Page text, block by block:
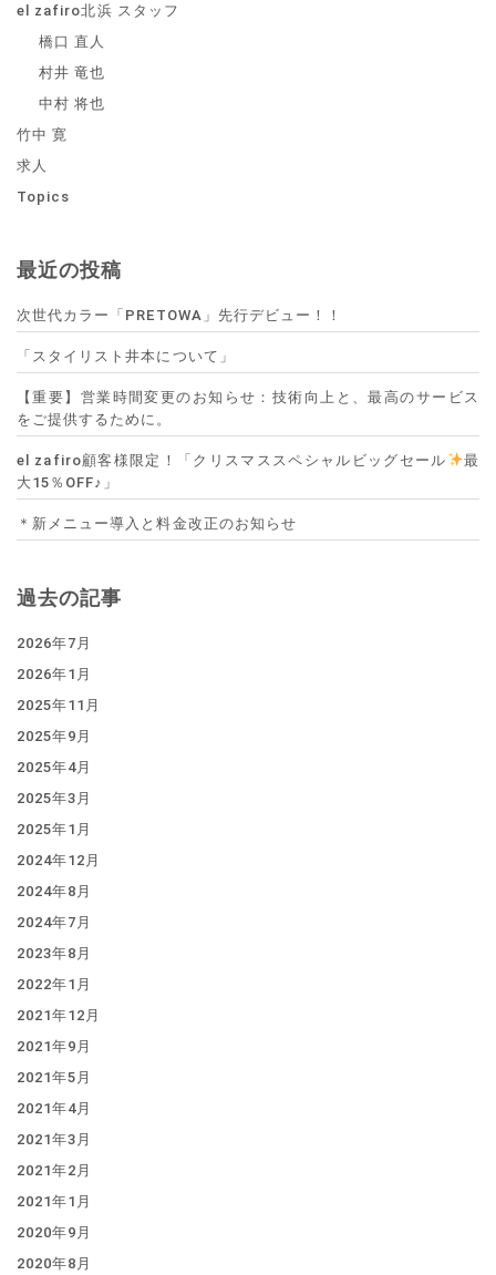
el zafiro北浜 スタッフ
橋口 直人
村井 竜也
中村 将也
竹中 寛
求人
Topics
最近の投稿
次世代カラー「PRETOWA」先行デビュー！！
「スタイリスト井本について」
【重要】営業時間変更のお知らせ：技術向上と、最高のサービス
をご提供するために。
el zafiro顧客様限定！「クリスマススペシャルビッグセール
最
大15％OFF♪」
＊新メニュー導入と料金改正のお知らせ
過去の記事
2026年7月
2026年1月
2025年11月
2025年9月
2025年4月
2025年3月
2025年1月
2024年12月
2024年8月
2024年7月
2023年8月
2022年1月
2021年12月
2021年9月
2021年5月
2021年4月
2021年3月
2021年2月
2021年1月
2020年9月
2020年8月